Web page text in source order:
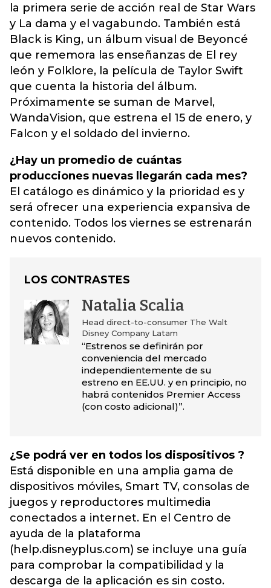
la primera serie de acción real de Star Wars
y La dama y el vagabundo. También está
Black is King, un álbum visual de Beyoncé
que rememora las enseñanzas de El rey
león y Folklore, la película de Taylor Swift
que cuenta la historia del álbum.
Próximamente se suman de Marvel,
WandaVision, que estrena el 15 de enero, y
Falcon y el soldado del invierno.
¿Hay un promedio de cuántas
producciones nuevas llegarán cada mes?
El catálogo es dinámico y la prioridad es y
será ofrecer una experiencia expansiva de
contenido. Todos los viernes se estrenarán
nuevos contenido.
LOS CONTRASTES
Natalia Scalia
Head direct-to-consumer The Walt
Disney Company Latam
“Estrenos se definirán por
conveniencia del mercado
independientemente de su
estreno en EE.UU. y en principio, no
habrá contenidos Premier Access
(con costo adicional)”.
¿Se podrá ver en todos los dispositivos ?
Está disponible en una amplia gama de
dispositivos móviles, Smart TV, consolas de
juegos y reproductores multimedia
conectados a internet. En el Centro de
ayuda de la plataforma
(help.disneyplus.com) se incluye una guía
para comprobar la compatibilidad y la
descarga de la aplicación es sin costo.